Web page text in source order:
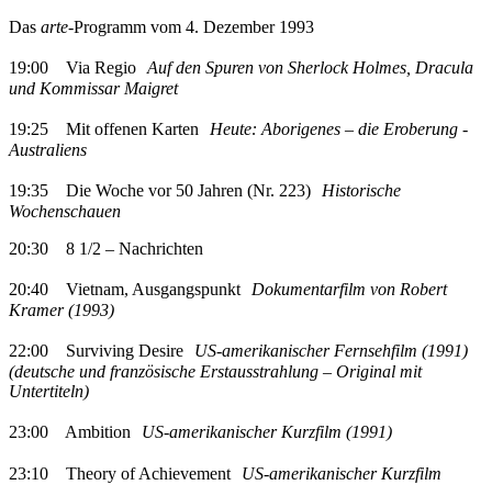
Das arte-Programm vom 4. Dezember 1993
19:00 Via Regio Auf den Spuren von Sherlock Holmes, ­Dracula
und Kommissar Maigret
19:25 Mit offenen Karten Heute: Aborigenes – die Eroberung ­
Australiens
19:35 Die Woche vor 50 Jahren (Nr. 223) Historische
Wochenschauen
20:30 8 1/2 – Nachrichten
20:40 Vietnam, Ausgangspunkt Dokumentarfilm von Robert
Kramer (1993)
22:00 Surviving Desire US-amerikanischer Fernsehfilm (1991)
(deutsche und französische Erstaus­strahlung – Original mit
Untertiteln)
23:00 Ambition US-amerikanischer Kurzfilm (1991)
23:10 Theory of Achievement US-amerikanischer Kurzfilm